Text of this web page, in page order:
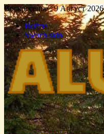
Воскресенье , 9 Август 2026
Войти
Switch skin